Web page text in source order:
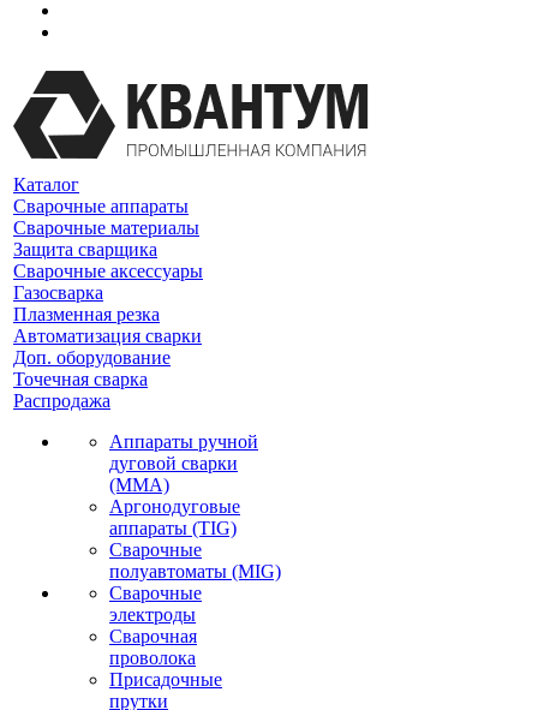
Каталог
Сварочные аппараты
Сварочные материалы
Защита сварщика
Сварочные аксессуары
Газосварка
Плазменная резка
Автоматизация сварки
Доп. оборудование
Точечная сварка
Распродажа
Аппараты ручной
дуговой сварки
(MMA)
Аргонодуговые
аппараты (TIG)
Сварочные
полуавтоматы (MIG)
Сварочные
электроды
Сварочная
проволока
Присадочные
прутки